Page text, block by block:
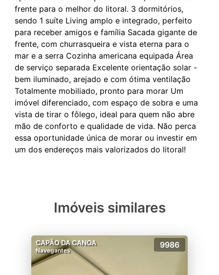
frente para o melhor do litoral. 3 dormitórios,
sendo 1 suíte Living amplo e integrado, perfeito
para receber amigos e família Sacada gigante de
frente, com churrasqueira e vista eterna para o
mar e a serra Cozinha americana equipada Área
de serviço separada Excelente orientação solar -
bem iluminado, arejado e com ótima ventilação
Totalmente mobiliado, pronto para morar Um
imóvel diferenciado, com espaço de sobra e uma
vista de tirar o fôlego, ideal para quem não abre
mão de conforto e qualidade de vida. Não perca
essa oportunidade única de morar ou investir em
Imóveis similares
CAPÃO DA CANOA
Navegantes
9986